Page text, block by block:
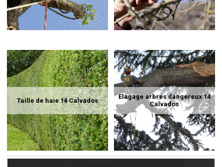
Taille de haie 14 Calvados
Elagage arbres dangereux 14
Calvados